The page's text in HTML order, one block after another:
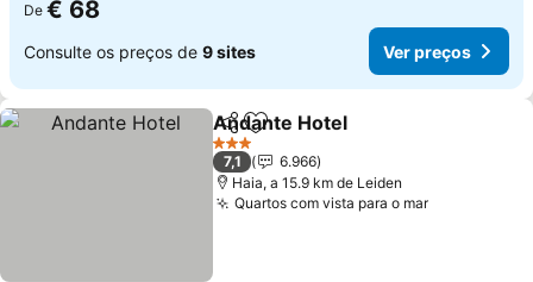
De € 68
Consulte os preços de 9 sites Ver preços
PartilharAdicionar aos favoritos
Andante Hotel
3 Estrelas
7,1
6.966
Haia, a 15.9 km de Leiden
Quartos com vista para o marVer preços